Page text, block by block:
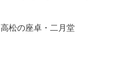
高松の座卓・二月堂